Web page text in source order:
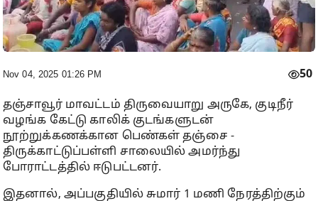
Nov 04, 2025 01:26 PM 50
தஞ்சாவூர் மாவட்டம் திருவையாறு அருகே, குடிநீர்
வழங்க கேட்டு காலிக் குடங்களுடன்
நூற்றுக்கணக்கான பெண்கள் தஞ்சை -
திருக்காட்டுப்பள்ளி சாலையில் அமர்ந்து
போராட்டத்தில் ஈடுபட்டனர்.
இதனால், அப்பகுதியில் சுமார் 1 மணி நேரத்திற்கும்